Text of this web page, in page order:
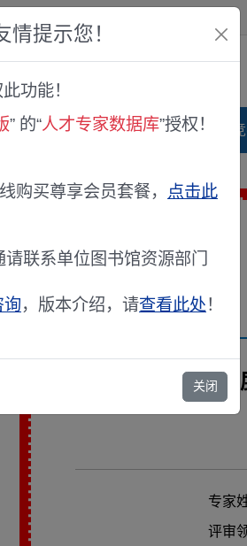
公众版
项目库 项目指南库 奖项
兹聘请《2026
专家
评审
情提示您！
功能！
” 的“人才专家数据库”授权！
购买尊享会员套餐， 点击此
请联系单位图书馆资源部门
询，版本介绍，请查看此处！
关闭